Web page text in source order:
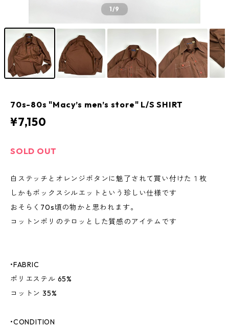
1/9
70s-80s "Macy’s men’s store" L/S SHIRT
¥7,150
SOLD OUT
白ステッチとオレンジボタンに魅了されて買い付けた１枚
しかもボックスシルエットという珍しい仕様です
おそらく70s頃の物かと思われます。
コットンポリのテロッとした質感のアイテムです
•FABRIC
ポリエステル 65%
コットン 35%
•CONDITION